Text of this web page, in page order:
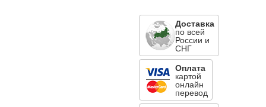
Доставка
по всей
России и
СНГ
Оплата
картой
онлайн
перевод